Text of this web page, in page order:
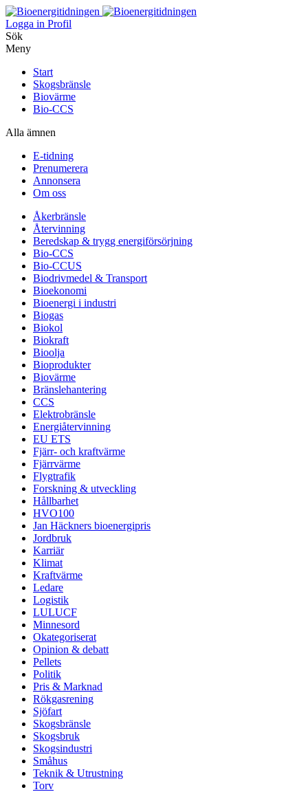
Logga in Profil
Sök
Meny
Start
Skogsbränsle
Biovärme
Bio-CCS
Alla ämnen
E-tidning
Prenumerera
Annonsera
Om oss
Åkerbränsle
Återvinning
Beredskap & trygg energiförsörjning
Bio-CCS
Bio-CCUS
Biodrivmedel & Transport
Bioekonomi
Bioenergi i industri
Biogas
Biokol
Biokraft
Bioolja
Bioprodukter
Biovärme
Bränslehantering
CCS
Elektrobränsle
Energiåtervinning
EU ETS
Fjärr- och kraftvärme
Fjärrvärme
Flygtrafik
Forskning & utveckling
Hållbarhet
HVO100
Jan Häckners bioenergipris
Jordbruk
Karriär
Klimat
Kraftvärme
Ledare
Logistik
LULUCF
Minnesord
Okategoriserat
Opinion & debatt
Pellets
Politik
Pris & Marknad
Rökgasrening
Sjöfart
Skogsbränsle
Skogsbruk
Skogsindustri
Småhus
Teknik & Utrustning
Torv